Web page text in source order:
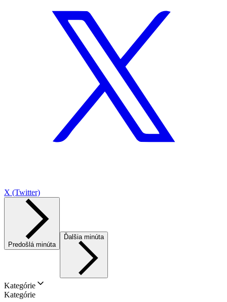
X (Twitter)
Predošlá minúta
Ďalšia minúta
Kategórie
Kategórie